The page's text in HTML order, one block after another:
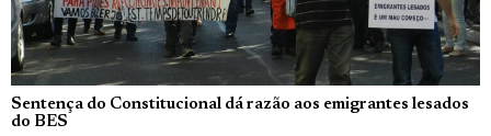
Sentença do Constitucional dá razão aos emigrantes lesados
do BES